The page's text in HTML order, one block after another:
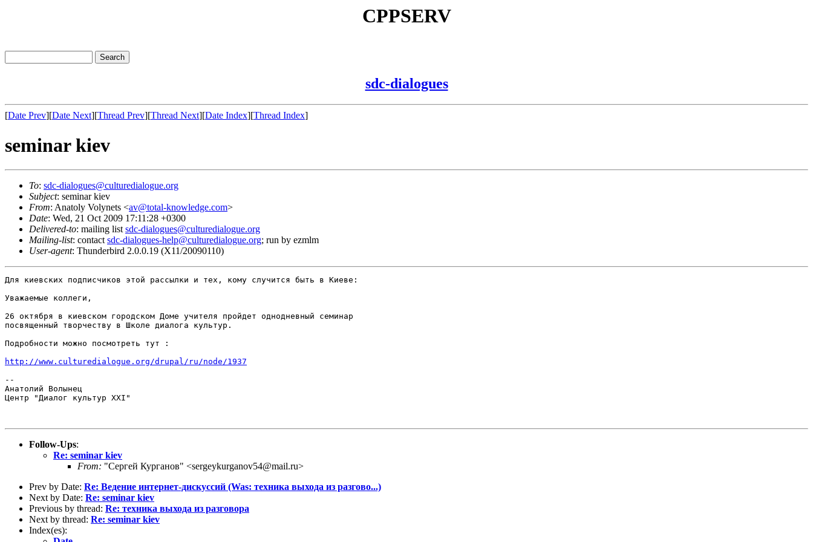
CPPSERV
sdc-dialogues
[Date Prev][Date Next][Thread Prev][Thread Next][Date Index][Thread Index]
seminar kiev
To: sdc-dialogues@culturedialogue.org
Subject: seminar kiev
From: Anatoly Volynets <av@total-knowledge.com>
Date: Wed, 21 Oct 2009 17:11:28 +0300
Delivered-to: mailing list sdc-dialogues@culturedialogue.org
Mailing-list: contact sdc-dialogues-help@culturedialogue.org; run by ezmlm
User-agent: Thunderbird 2.0.0.19 (X11/20090110)
Для киевских подписчиков этой рассылки и тех, кому случится быть в Киеве:
Уважаемые коллеги,
26 октября в киевском городском Доме учителя пройдет однодневный семинар
посвященный творчеству в Школе диалога культур.
Подробности можно посмотреть тут :
http://www.culturedialogue.org/drupal/ru/node/1937
--
Анатолий Волынец
Центр "Диалог культур XXI"
Follow-Ups:
Re: seminar kiev
From: "Сергей Курганов" <sergeykurganov54@mail.ru>
Prev by Date: Re: Ведение интернет-дискуссий (Was: техника выхода из разгово...)
Next by Date: Re: seminar kiev
Previous by thread: Re: техника выхода из разговора
Next by thread: Re: seminar kiev
Index(es):